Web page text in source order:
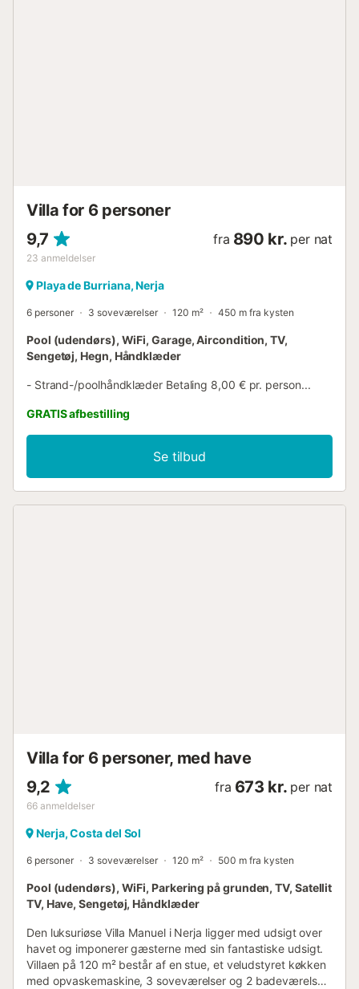
Villa for 6 personer
9,7
23 anmeldelser
fra 890 kr. per nat
Playa de Burriana, Nerja
6 personer 3 soveværelser 120 m² 450 m fra kysten
Pool (udendørs), WiFi, Garage, Aircondition, TV,
Sengetøj, Hegn, Håndklæder
- Strand-/poolhåndklæder Betaling 8,00 € pr. person...
GRATIS afbestilling
Se tilbud
Villa for 6 personer, med have
9,2
66 anmeldelser
fra 673 kr. per nat
Nerja, Costa del Sol
6 personer 3 soveværelser 120 m² 500 m fra kysten
Pool (udendørs), WiFi, Parkering på grunden, TV, Satellit
TV, Have, Sengetøj, Håndklæder
Den luksuriøse Villa Manuel i Nerja ligger med udsigt over
havet og imponerer gæsterne med sin fantastiske udsigt.
Villaen på 120 m² består af en stue, et veludstyret køkken
med opvaskemaskine, 3 soveværelser og 2 badeværelser